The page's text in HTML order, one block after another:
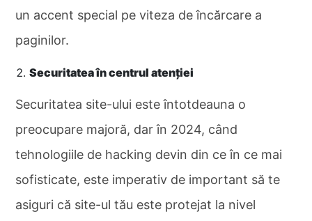
un accent special pe viteza de încărcare a
paginilor.
Securitatea în centrul atenției
Securitatea site-ului este întotdeauna o
preocupare majoră, dar în 2024, când
tehnologiile de hacking devin din ce în ce mai
sofisticate, este imperativ de important să te
asiguri că site-ul tău este protejat la nivel